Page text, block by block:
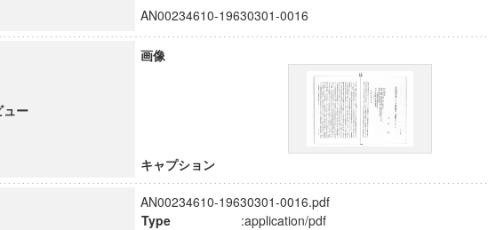
AN00234610-19630301-0016
ュー
画像
キャプション
AN00234610-19630301-0016.pdf
Type
:application/pdf